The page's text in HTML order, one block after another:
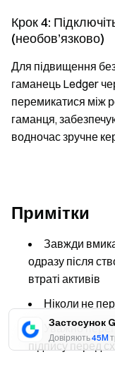
Застосунок
Довіряють45M
Крок 4:
(необов’язково)
Для підвищення
гаманець Ledger
перемикатися між
гаманця,
водночас зручне
Примітки
Завжди
одразу після
втраті активів
Ніколи не
Уважно
підпису перед